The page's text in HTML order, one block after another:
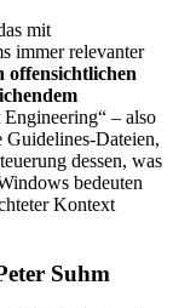
mit
immer relevanter
offensichtlichen
– also
Guidelines-Dateien,
dessen, was
bedeuten
Kontext
Suhm